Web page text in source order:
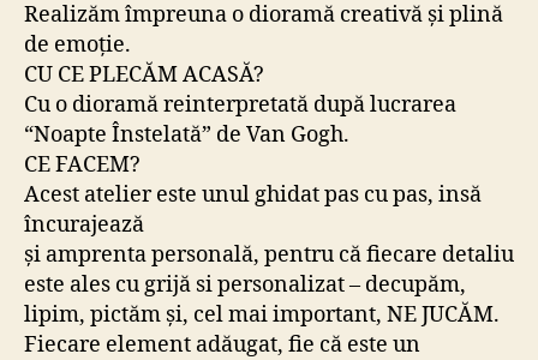
Realizăm împreuna o dioramă creativă și plină
de emoție.
CU CE PLECĂM ACASĂ?
Cu o dioramă reinterpretată după lucrarea
“Noapte Înstelată” de Van Gogh.
CE FACEM?
Acest atelier este unul ghidat pas cu pas, insă
încurajează
și amprenta personală, pentru că fiecare detaliu
este ales cu grijă si personalizat – decupăm,
lipim, pictăm și, cel mai important, NE JUCĂM.
Fiecare element adăugat, fie că este un